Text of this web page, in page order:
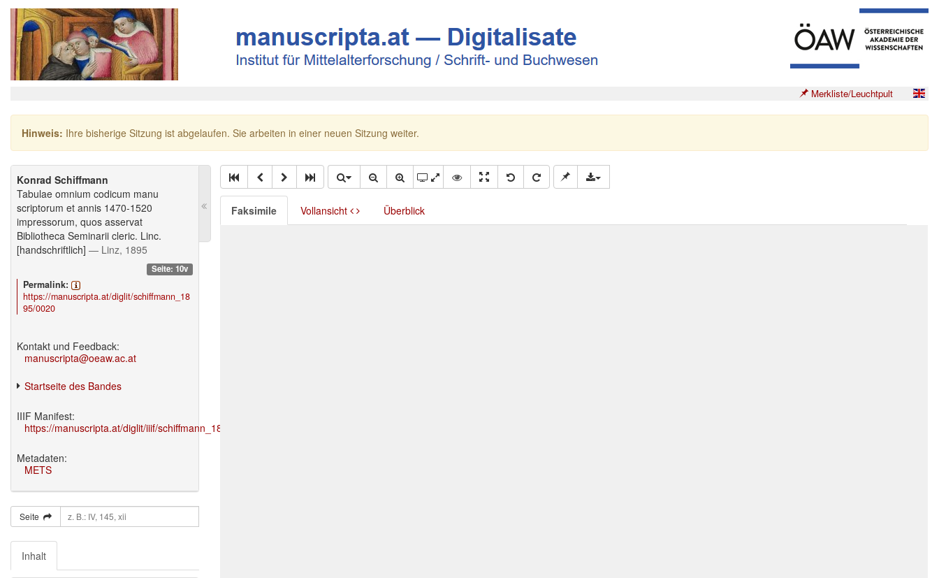
Merkliste/Leuchtpult
Hinweis: Ihre bisherige Sitzung ist abgelaufen. Sie arbeiten in einer neuen Sitzung weiter.
Konrad Schiffmann
Tabulae omnium codicum manu
scriptorum et annis 1470-1520
impressorum, quos asservat
Bibliotheca Seminarii cleric. Linc.
[handschriftlich] — Linz, 1895
Seite: 10v
Permalink:
https://manuscripta.at/diglit/schiffmann_18
95/0020
Kontakt und Feedback:
manuscripta@oeaw.ac.at
Startseite des Bandes
IIIF Manifest:
https://manuscripta.at/diglit/iiif/schiffmann_1895/manifest.json
Metadaten:
METS
Seite
Inhalt
Faksimile Vollansicht Überblick